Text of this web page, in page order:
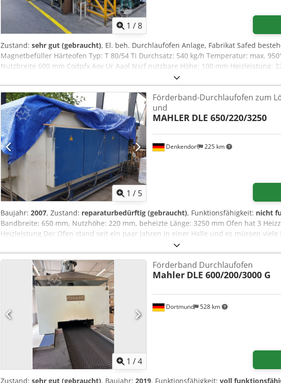
1 /8
Zustand: sehr gut (gebraucht), El. beh. Durchlaufofen Anlage, Fabrikat Safed
Magnetbefüller Härteofen Typ: T 80/54 Ti Durchsatz: 540 kg/h Temperatur: max.
Nutzbreite 600 mm Codpfx Aoy Ur Aaol Nsrf nutzbare Höhe: 100 mm Heizleistung:
7.200 mm Temperaturregelzonen: 9 Durchlaufzeit: 15 - 150 Minuten Verwendete
Methanol, Ammoniak, Propan Ölabschreckbad Flüssigkeitinhalt: 4.000 l
Waschanlage Anlassofen
1 / 5
Denkendorf 225 km
Förderband-Durchlaufofen zum
und
MAHLER DLE 650/220/3250
Baujahr: 2007, Zustand: reparaturbedürftig (gebraucht), Funktionsfähigkeit: nicht
Bandbreite: 650 mm, Nutzhöhe: 220 mm, beheizte Länge: 3250 mm Ofen hat 3
Heizleistung Der Ofen stand seit ein paar Jahren in einer Halle und es müssen viele
sandgestrahlt und neu lackiert werden. Des Weiteren muss der Ofen innen neu
teilweise Bauteile neu gefertigt werden ... Codpsxdantjfx Al Norf Der Ofen kann
heutigen Stand der Technik generalüberholt werden.
1 /4
Dortmund 528 km
Förderband Durchlaufofen
Mahler DLE 600/200/3000 G
Zustand: sehr gut (gebraucht), Baujahr: 2019, Funktionsfähigkeit: voll